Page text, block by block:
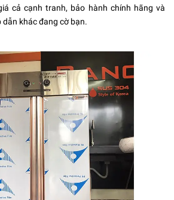
cả cạnh tranh, bảo hành chính hãng và
khác đang cờ bạn.